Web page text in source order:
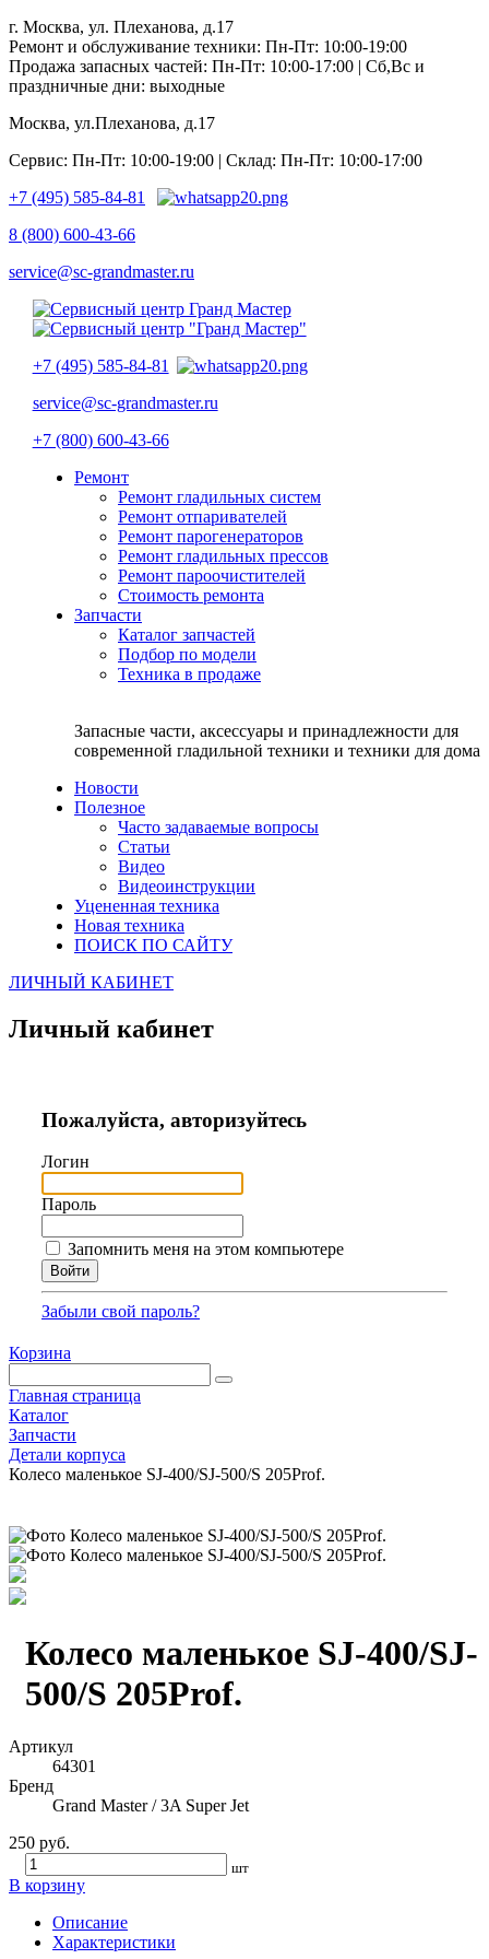
г. Москва, ул. Плеханова, д.17
Ремонт и обслуживание техники: Пн-Пт: 10:00-19:00
Продажа запасных частей: Пн-Пт: 10:00-17:00 | Сб,Вс и
праздничные дни: выходные
Москва, ул.Плеханова, д.17
Сервис: Пн-Пт: 10:00-19:00 | Склад: Пн-Пт: 10:00-17:00
+7 (495) 585-84-81
8 (800) 600-43-66
service@sc-grandmaster.ru
+7 (495) 585-84-81
service@sc-grandmaster.ru
+7 (800) 600-43-66
Ремонт
Ремонт гладильных систем
Ремонт отпаривателей
Ремонт парогенераторов
Ремонт гладильных прессов
Ремонт пароочистителей
Стоимость ремонта
Запчасти
Каталог запчастей
Подбор по модели
Техника в продаже
Запасные части, аксессуары и принадлежности для
современной гладильной техники и техники для дома
Новости
Полезное
Часто задаваемые вопросы
Статьи
Видео
Видеоинструкции
Уцененная техника
Новая техника
ПОИСК ПО САЙТУ
ЛИЧНЫЙ КАБИНЕТ
Личный кабинет
Пожалуйста, авторизуйтесь
Логин
Пароль
Запомнить меня на этом компьютере
Забыли свой пароль?
Корзина
Главная страница
Каталог
Запчасти
Детали корпуса
Колесо маленькое SJ-400/SJ-500/S 205Prof.
Колесо маленькое SJ-400/SJ-
500/S 205Prof.
Артикул
64301
Бренд
Grand Master / 3A Super Jet
250 руб.
шт
В корзину
Описание
Характеристики